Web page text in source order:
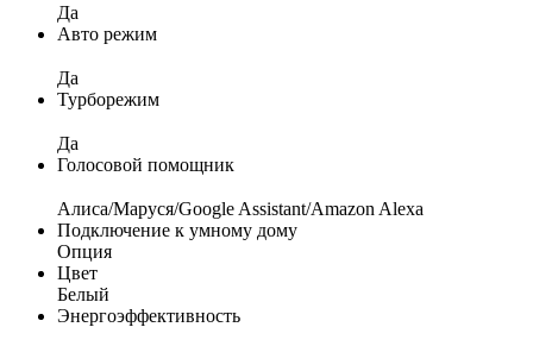
Да
Авто режим
Да
Турборежим
Да
Голосовой помощник
Алиса/Маруся/Google Assistant/Amazon Alexa
Подключение к умному дому
Опция
Цвет
Белый
Энергоэффективность